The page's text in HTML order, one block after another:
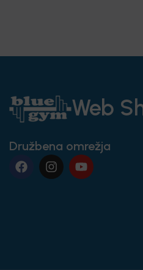
Web
Družbena omrežja